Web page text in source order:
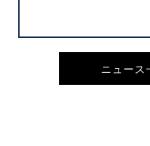
ニュース